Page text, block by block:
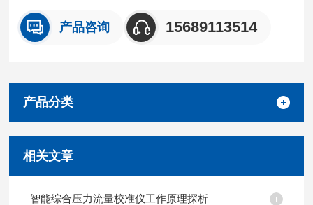
产品咨询 15689113514
产品分类
相关文章
智能综合压力流量校准仪工作原理探析